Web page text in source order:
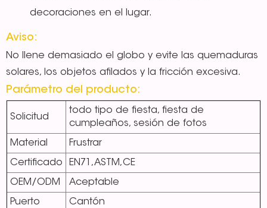
decoraciones en el lugar.
Aviso:
No llene demasiado el globo y evite las quemaduras
solares, los objetos afilados y la fricción excesiva.
Parámetro del producto:
Solicitud
todo tipo de fiesta, fiesta de
cumpleaños, sesión de fotos
Material Frustrar
Certificado EN71,ASTM,CE
OEM/ODM Aceptable
Puerto Cantón